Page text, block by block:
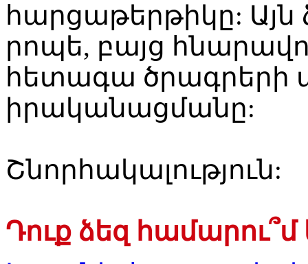
հարցաթերթիկը:
րոպե, բայց
հետագա ծրագրերի
իրականացմանը:
Շնորհակալություն:
Դուք ձեզ